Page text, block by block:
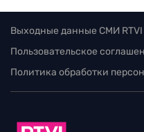
Выходные данные СМИ RTVI
Пользовательское
Политика обработки